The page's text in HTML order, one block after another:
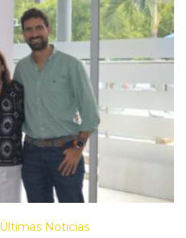
Últimas Noticias